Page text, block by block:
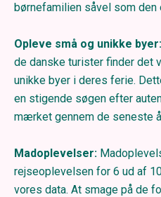
børnefamilien såvel som den
Opleve små og unikke byer:
de danske turister finder det
unikke byer i deres ferie.
en stigende søgen efter
mærket gennem de seneste
Madoplevelser:
rejseoplevelsen for 6 ud af
vores data. At smage på de